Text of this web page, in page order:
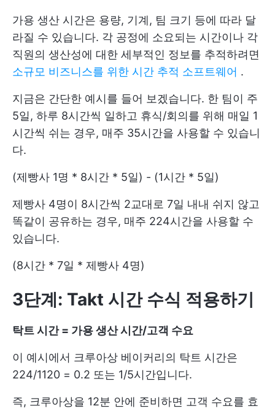
가용 생산 시간은 용량, 기계, 팀 크기 등에 따라 달
라질 수 있습니다. 각 공정에 소요되는 시간이나 각
직원의 생산성에 대한 세부적인 정보를 추적하려면
소규모 비즈니스를 위한 시간 추적 소프트웨어 .
지금은 간단한 예시를 들어 보겠습니다. 한 팀이 주
5일, 하루 8시간씩 일하고 휴식/회의를 위해 매일 1
시간씩 쉬는 경우, 매주 35시간을 사용할 수 있습니
다.
(제빵사 1명 * 8시간 * 5일) - (1시간 * 5일)
제빵사 4명이 8시간씩 2교대로 7일 내내 쉬지 않고
똑같이 공유하는 경우, 매주 224시간을 사용할 수
있습니다.
(8시간 * 7일 * 제빵사 4명)
3단계: Takt 시간 수식 적용하기
탁트 시간 = 가용 생산 시간/고객 수요
이 예시에서 크루아상 베이커리의 탁트 시간은
224/1120 = 0.2 또는 1/5시간입니다.
즉, 크루아상을 12분 안에 준비하면 고객 수요를 효